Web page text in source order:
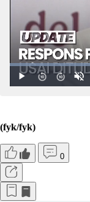
(fyk/fyk)
0